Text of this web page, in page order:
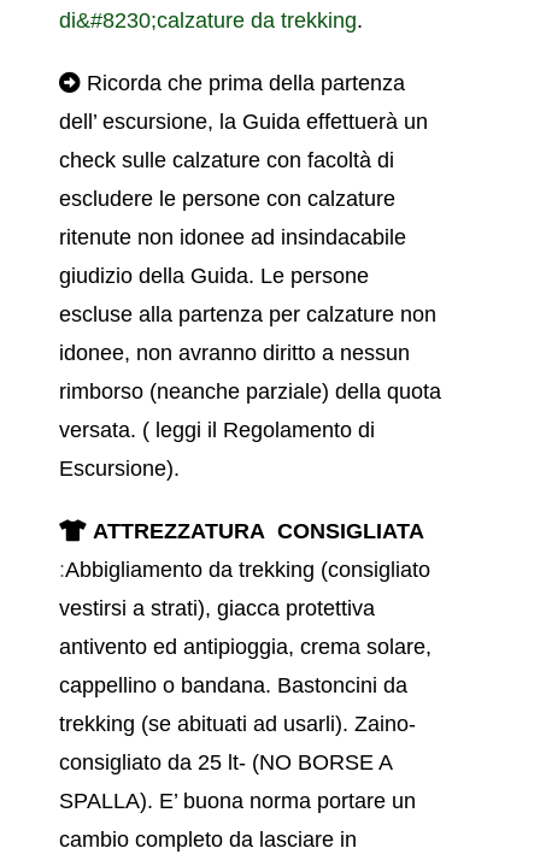
di&#8230;calzature da trekking.
Ricorda che prima della partenza
dell’ escursione, la Guida effettuerà un
check sulle calzature con facoltà di
escludere le persone con calzature
ritenute non idonee ad insindacabile
giudizio della Guida. Le persone
escluse alla partenza per calzature non
idonee, non avranno diritto a nessun
rimborso (neanche parziale) della quota
versata. ( leggi il Regolamento di
Escursione).
ATTREZZATURA CONSIGLIATA
:Abbigliamento da trekking (consigliato
vestirsi a strati), giacca protettiva
antivento ed antipioggia, crema solare,
cappellino o bandana. Bastoncini da
trekking (se abituati ad usarli).Zaino-
consigliato da 25 lt- (NO BORSE A
SPALLA). E’ buona norma portare un
cambio completo da lasciare in